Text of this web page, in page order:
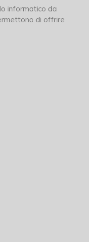
informatico da
di offrire